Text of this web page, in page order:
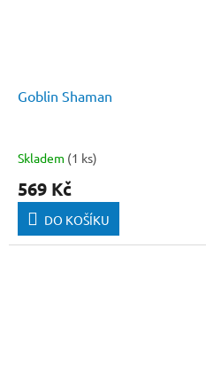
Goblin Shaman
Skladem (1 ks)
569 Kč
DO KOŠÍKU